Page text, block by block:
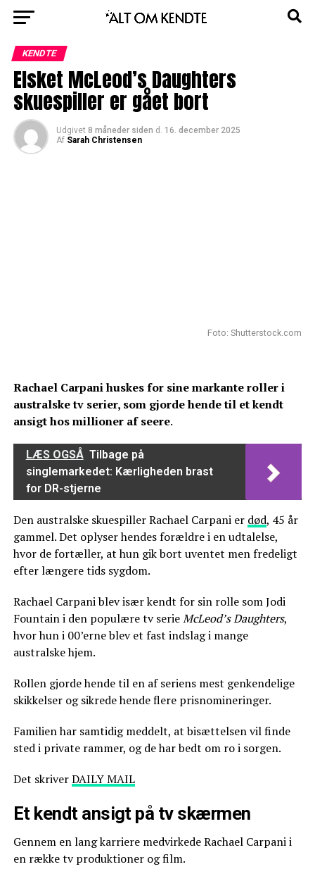
KENDTE
Elsket McLeod’s Daughters
skuespiller er gået bort
Udgivet 8 måneder siden d. 16. december 2025
Af Sarah Christensen
Foto: Shutterstock.com
Rachael Carpani huskes for sine markante roller i
australske tv serier, som gjorde hende til et kendt
ansigt hos millioner af seere.
LÆS OGSÅ Tilbage på
singlemarkedet: Kærligheden brast
for DR-stjerne
Den australske skuespiller Rachael Carpani er død, 45 år
gammel. Det oplyser hendes forældre i en udtalelse,
hvor de fortæller, at hun gik bort uventet men fredeligt
efter længere tids sygdom.
Rachael Carpani blev især kendt for sin rolle som Jodi
Fountain i den populære tv serieMcLeod’s Daughters,
hvor hun i 00’erne blev et fast indslag i mange
australske hjem.
Rollen gjorde hende til en af seriens mest genkendelige
skikkelser og sikrede hende flere prisnomineringer.
Familien har samtidig meddelt, at bisættelsen vil finde
sted i private rammer, og de har bedt om ro i sorgen.
Det skriverDAILY MAIL
Et kendt ansigt på tv skærmen
Gennem en lang karriere medvirkede Rachael Carpani i
en række tv produktioner og film.